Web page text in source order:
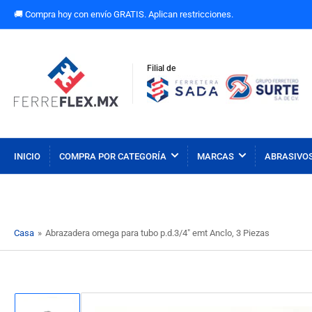
🚚 Compra hoy con envío GRATIS. Aplican restricciones.
Filial de
INICIO COMPRA POR CATEGORÍA MARCAS
Casa » Abrazadera omega para tubo p.d.3/4" emt Anclo, 3 Piezas